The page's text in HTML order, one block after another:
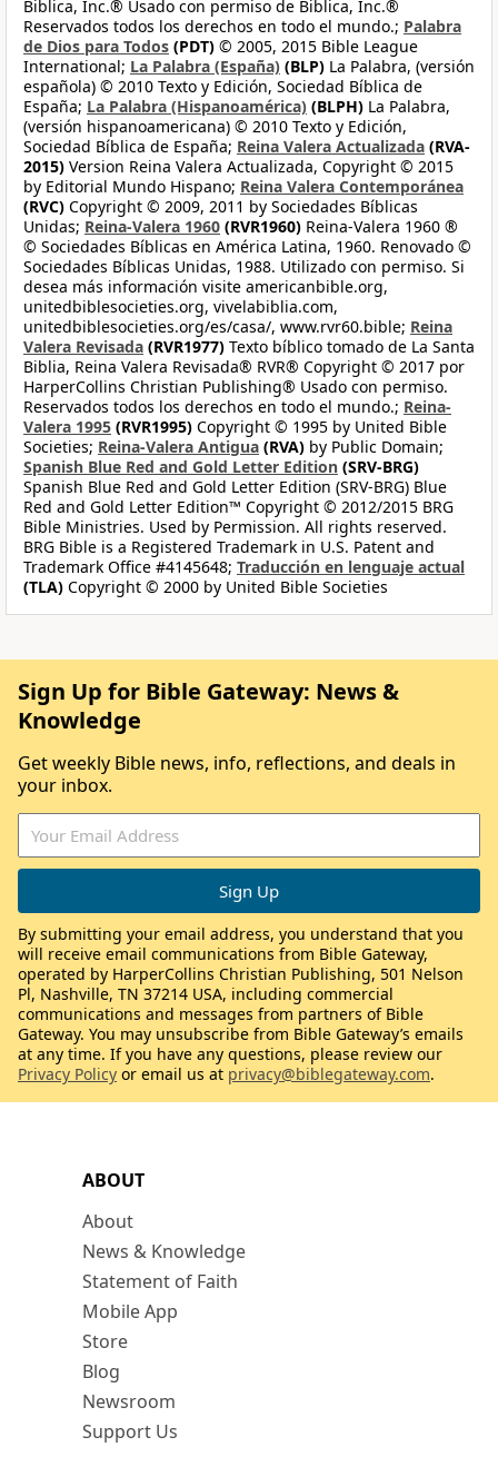
Biblica, Inc.® Usado con permiso de Biblica, Inc.®
Reservados todos los derechos en todo el mundo.; Palabra
de Dios para Todos (PDT) © 2005, 2015 Bible League
International; La Palabra (España) (BLP) La Palabra, (versión
española) © 2010 Texto y Edición, Sociedad Bíblica de
España; La Palabra (Hispanoamérica) (BLPH) La Palabra,
(versión hispanoamericana) © 2010 Texto y Edición,
Sociedad Bíblica de España; Reina Valera Actualizada (RVA-
2015) Version Reina Valera Actualizada, Copyright © 2015
by Editorial Mundo Hispano; Reina Valera Contemporánea
(RVC) Copyright © 2009, 2011 by Sociedades Bíblicas
Unidas; Reina-Valera 1960 (RVR1960) Reina-Valera 1960 ®
© Sociedades Bíblicas en América Latina, 1960. Renovado ©
Sociedades Bíblicas Unidas, 1988. Utilizado con permiso. Si
desea más información visite americanbible.org,
unitedbiblesocieties.org, vivelabiblia.com,
unitedbiblesocieties.org/es/casa/, www.rvr60.bible; Reina
Valera Revisada (RVR1977) Texto bíblico tomado de La Santa
Biblia, Reina Valera Revisada® RVR® Copyright © 2017 por
HarperCollins Christian Publishing® Usado con permiso.
Reservados todos los derechos en todo el mundo.; Reina-
Valera 1995 (RVR1995) Copyright © 1995 by United Bible
Societies; Reina-Valera Antigua (RVA) by Public Domain;
Spanish Blue Red and Gold Letter Edition (SRV-BRG)
Spanish Blue Red and Gold Letter Edition (SRV-BRG) Blue
Red and Gold Letter Edition™ Copyright © 2012/2015 BRG
Bible Ministries. Used by Permission. All rights reserved.
BRG Bible is a Registered Trademark in U.S. Patent and
Trademark Office #4145648; Traducción en lenguaje actual
(TLA) Copyright © 2000 by United Bible Societies
ABOUT
About
News & Knowledge
Statement of Faith
Mobile App
Store
Blog
Newsroom
Support Us
Sign Up for Bible Gateway: News &
Knowledge
Get weekly Bible news, info, reflections, and deals in
your inbox.
By submitting your email address, you understand that you
will receive email communications from Bible Gateway,
operated by HarperCollins Christian Publishing, 501 Nelson
Pl, Nashville, TN 37214 USA, including commercial
communications and messages from partners of Bible
Gateway. You may unsubscribe from Bible Gateway’s emails
at any time. If you have any questions, please review our
Privacy Policy or email us at privacy@biblegateway.com.